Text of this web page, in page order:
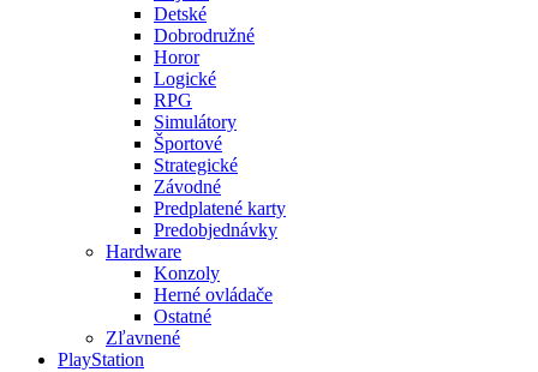
Detské
Dobrodružné
Horor
Logické
RPG
Simulátory
Športové
Strategické
Závodné
Predplatené karty
Predobjednávky
Hardware
Konzoly
Herné ovládače
Ostatné
Zľavnené
PlayStation